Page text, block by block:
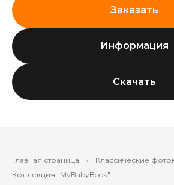
Заказать
Информация
Скачать
Главная страница → Классические
Коллекция "MyBabyBook"